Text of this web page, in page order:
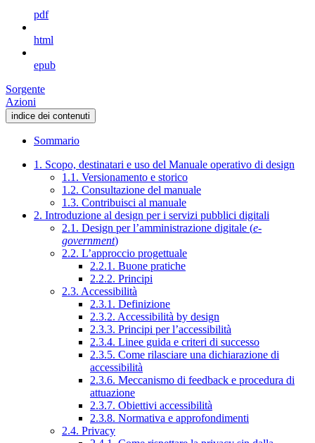
pdf
html
epub
Sorgente
Azioni
indice dei contenuti
Sommario
1. Scopo, destinatari e uso del Manuale operativo di design
1.1. Versionamento e storico
1.2. Consultazione del manuale
1.3. Contribuisci al manuale
2. Introduzione al design per i servizi pubblici digitali
2.1. Design per l’amministrazione digitale (e-
government)
2.2. L’approccio progettuale
2.2.1. Buone pratiche
2.2.2. Principi
2.3. Accessibilità
2.3.1. Definizione
2.3.2. Accessibilità by design
2.3.3. Principi per l’accessibilità
2.3.4. Linee guida e criteri di successo
2.3.5. Come rilasciare una dichiarazione di
accessibilità
2.3.6. Meccanismo di feedback e procedura di
attuazione
2.3.7. Obiettivi accessibilità
2.3.8. Normativa e approfondimenti
2.4. Privacy